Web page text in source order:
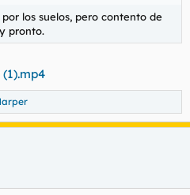
los suelos, pero contento de
pronto.